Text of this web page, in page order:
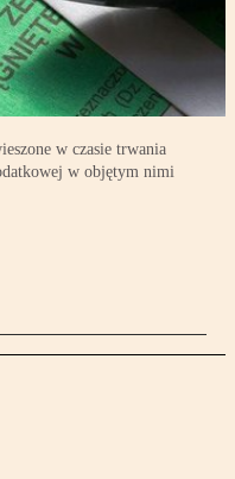
w czasie trwania
w objętym nimi